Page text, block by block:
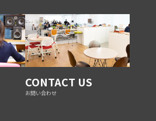
CONTACT US
お問い合わせ